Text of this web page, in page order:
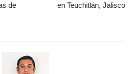
de
en Teuchitlán, Jalisco